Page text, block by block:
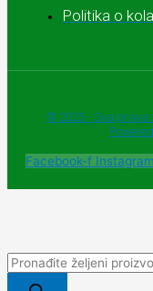
Politika o
© 2025 - Sva prava
Facebook-f Instagram